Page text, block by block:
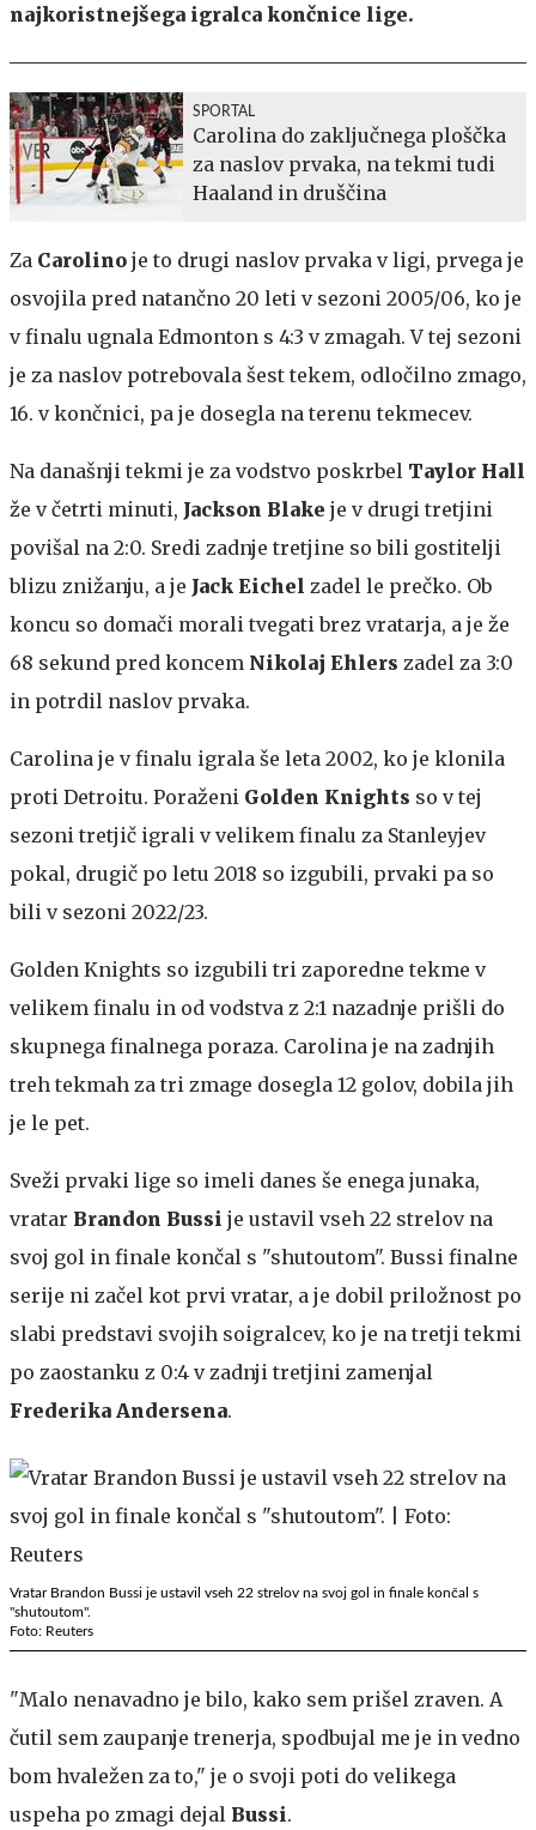
najkoristnejšega igralca končnice lige.
SPORTAL
Carolina do zaključnega ploščka
za naslov prvaka, na tekmi tudi
Haaland in druščina
Za Carolino je to drugi naslov prvaka v ligi, prvega je
osvojila pred natančno 20 leti v sezoni 2005/06, ko je
v finalu ugnala Edmonton s 4:3 v zmagah. V tej sezoni
je za naslov potrebovala šest tekem, odločilno zmago,
16. v končnici, pa je dosegla na terenu tekmecev.
Na današnji tekmi je za vodstvo poskrbel Taylor Hall
že v četrti minuti, Jackson Blake je v drugi tretjini
povišal na 2:0. Sredi zadnje tretjine so bili gostitelji
blizu znižanju, a je Jack Eichel zadel le prečko. Ob
koncu so domači morali tvegati brez vratarja, a je že
68 sekund pred koncem Nikolaj Ehlers zadel za 3:0
in potrdil naslov prvaka.
Carolina je v finalu igrala še leta 2002, ko je klonila
proti Detroitu. Poraženi Golden Knights so v tej
sezoni tretjič igrali v velikem finalu za Stanleyjev
pokal, drugič po letu 2018 so izgubili, prvaki pa so
bili v sezoni 2022/23.
Golden Knights so izgubili tri zaporedne tekme v
velikem finalu in od vodstva z 2:1 nazadnje prišli do
skupnega finalnega poraza. Carolina je na zadnjih
treh tekmah za tri zmage dosegla 12 golov, dobila jih
je le pet.
Sveži prvaki lige so imeli danes še enega junaka,
vratar Brandon Bussi je ustavil vseh 22 strelov na
svoj gol in finale končal s "shutoutom". Bussi finalne
serije ni začel kot prvi vratar, a je dobil priložnost po
slabi predstavi svojih soigralcev, ko je na tretji tekmi
po zaostanku z 0:4 v zadnji tretjini zamenjal
Frederika Andersena.
Vratar Brandon Bussi je ustavil vseh 22 strelov na svoj gol in finale končal s
"shutoutom".
Foto: Reuters
"Malo nenavadno je bilo, kako sem prišel zraven. A
čutil sem zaupanje trenerja, spodbujal me je in vedno
bom hvaležen za to," je o svoji poti do velikega
uspeha po zmagi dejal Bussi.